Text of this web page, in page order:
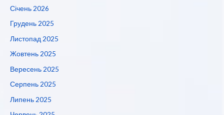
Січень 2026
Грудень 2025
Листопад 2025
Жовтень 2025
Вересень 2025
Серпень 2025
Липень 2025